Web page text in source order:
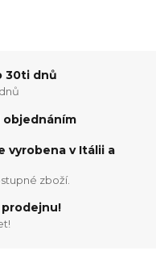
30ti dnů
vyrobena v Itálii a
zboží.
prodejnu!